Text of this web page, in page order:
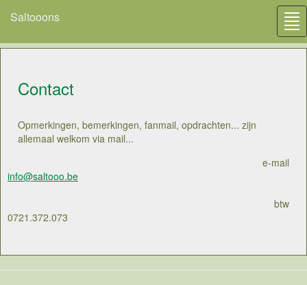
Saltooons
Contact
Opmerkingen, bemerkingen, fanmail, opdrachten... zijn
allemaal welkom via mail...
e-mail
info@saltooo.be
btw
0721.372.073